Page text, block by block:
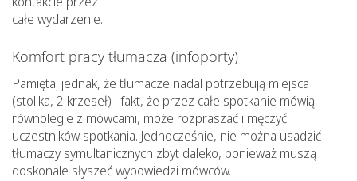
całe wydarzenie.
Komfort pracy tłumacza (infoporty)
Pamiętaj jednak, że tłumacze nadal potrzebują miejsca
(stolika, 2 krzeseł) i fakt, że przez całe spotkanie mówią
równolegle z mówcami, może rozpraszać i męczyć
uczestników spotkania. Jednocześnie, nie można usadzić
tłumaczy symultanicznych zbyt daleko, ponieważ muszą
doskonale słyszeć wypowiedzi mówców.